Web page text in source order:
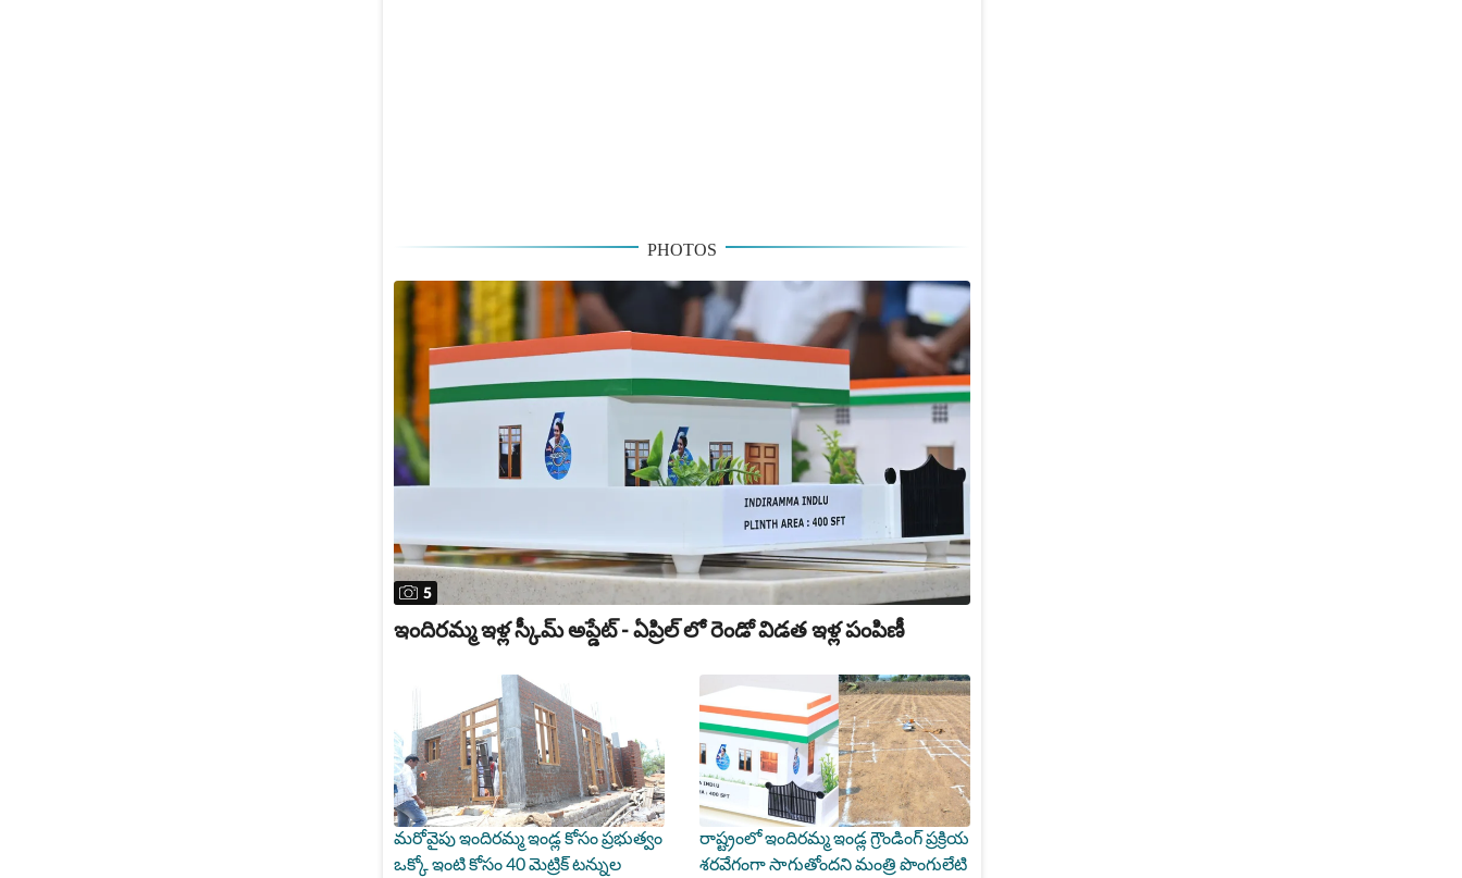
PHOTOS
5
ఇందిరమ్మ ఇళ్ల స్కీమ్ అప్డేట్ - ఏప్రిల్ లో రెండో విడత ఇళ్ల పంపిణీ
మరోవైపు ఇందిరమ్మ ఇండ్ల కోసం ప్రభుత్వం
ఒక్కో ఇంటి కోసం 40 మెట్రిక్ టన్నుల
రాష్ట్రంలో ఇందిరమ్మ ఇండ్ల గ్రౌండింగ్ ప్రక్రియ
శరవేగంగా సాగుతోందని మంత్రి పొంగులేటి